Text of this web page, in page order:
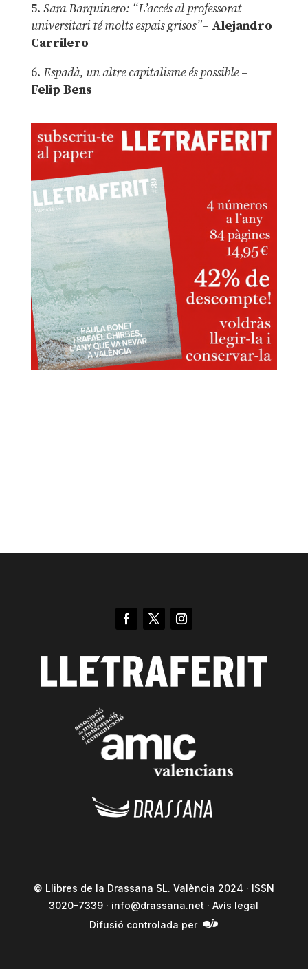
5. Sara Barquinero: “L’accés al professorat
universitari té molts espais grisos”– Alejandro
Carrilero
6. Espadà, un altre capitalisme és possible –
Felip Bens
© Llibres de la Drassana SL. València 2024 · ISSN
3020-7339 · info@drassana.net ·Avís legal
Difusió controlada per